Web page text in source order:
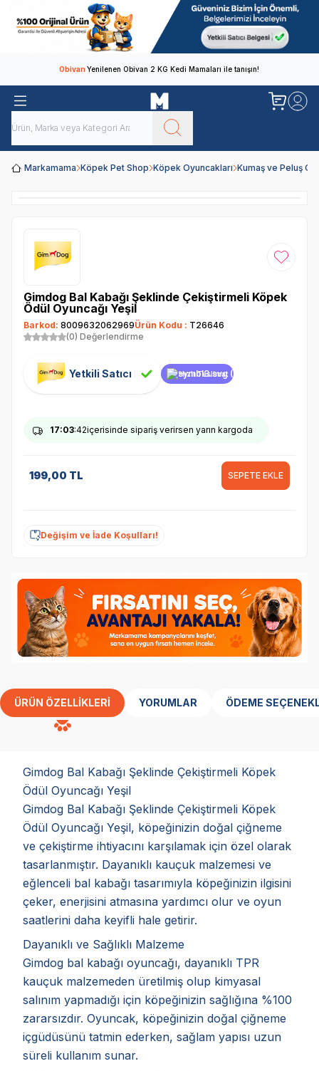
ObivanYenilenen Obivan 2 KG Kedi Mamaları ile tanışın!
Markamama Köpek Pet Shop Köpek Oyuncakları Kumaş ve Peluş
Favoriye
Gimdog Bal Kabağı Şeklinde Çekiştirmeli Köpek
Ödül Oyuncağı Yeşil
Barkod: 8009632062969Ürün Kodu : T26646
(0) Değerlendirme
Yetkili Satıcı Hızlı Teslimat
17:03:41içerisinde sipariş verirsen yarın kargoda
199,00 TL SEPETE EKLE
Değişim ve İade Koşulları!
ÜRÜN ÖZELLIKLERI YORUMLAR ÖDEME
Gimdog Bal Kabağı Şeklinde Çekiştirmeli Köpek
Ödül Oyuncağı Yeşil
Gimdog Bal Kabağı Şeklinde Çekiştirmeli Köpek
Ödül Oyuncağı Yeşil, köpeğinizin doğal çiğneme
ve çekiştirme ihtiyacını karşılamak için özel olarak
tasarlanmıştır. Dayanıklı kauçuk malzemesi ve
eğlenceli bal kabağı tasarımıyla köpeğinizin ilgisini
çeker, enerjisini atmasına yardımcı olur ve oyun
saatlerini daha keyifli hale getirir.
Dayanıklı ve Sağlıklı Malzeme
Gimdog bal kabağı oyuncağı, dayanıklı TPR
kauçuk malzemeden üretilmiş olup kimyasal
salınım yapmadığı için köpeğinizin sağlığına %100
zararsızdır. Oyuncak, köpeğinizin doğal çiğneme
içgüdüsünü tatmin ederken, sağlam yapısı uzun
süreli kullanım sunar.